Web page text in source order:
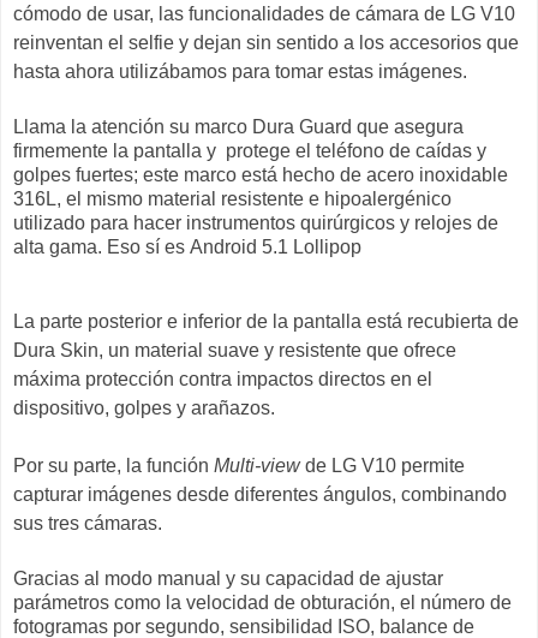
cómodo de usar, las funcionalidades de cámara de LG V10
reinventan el selfie y dejan sin sentido a los accesorios que
hasta ahora utilizábamos para tomar estas imágenes.
Llama la atención su marco Dura Guard que asegura
firmemente la pantalla y protege el teléfono de caídas y
golpes fuertes; este marco está hecho de acero inoxidable
316L, el mismo material resistente e hipoalergénico
utilizado para hacer instrumentos quirúrgicos y relojes de
alta gama. Eso sí es Android 5.1 Lollipop
La parte posterior e inferior de la pantalla está recubierta de
Dura Skin, un material suave y resistente que ofrece
máxima protección contra impactos directos en el
dispositivo, golpes y arañazos.
Por su parte, la función Multi-viewde LG V10 permite
capturar imágenes desde diferentes ángulos, combinando
sus tres cámaras.
Gracias al modo manual y su capacidad de ajustar
parámetros como la velocidad de obturación, el número de
fotogramas por segundo, sensibilidad ISO, balance de